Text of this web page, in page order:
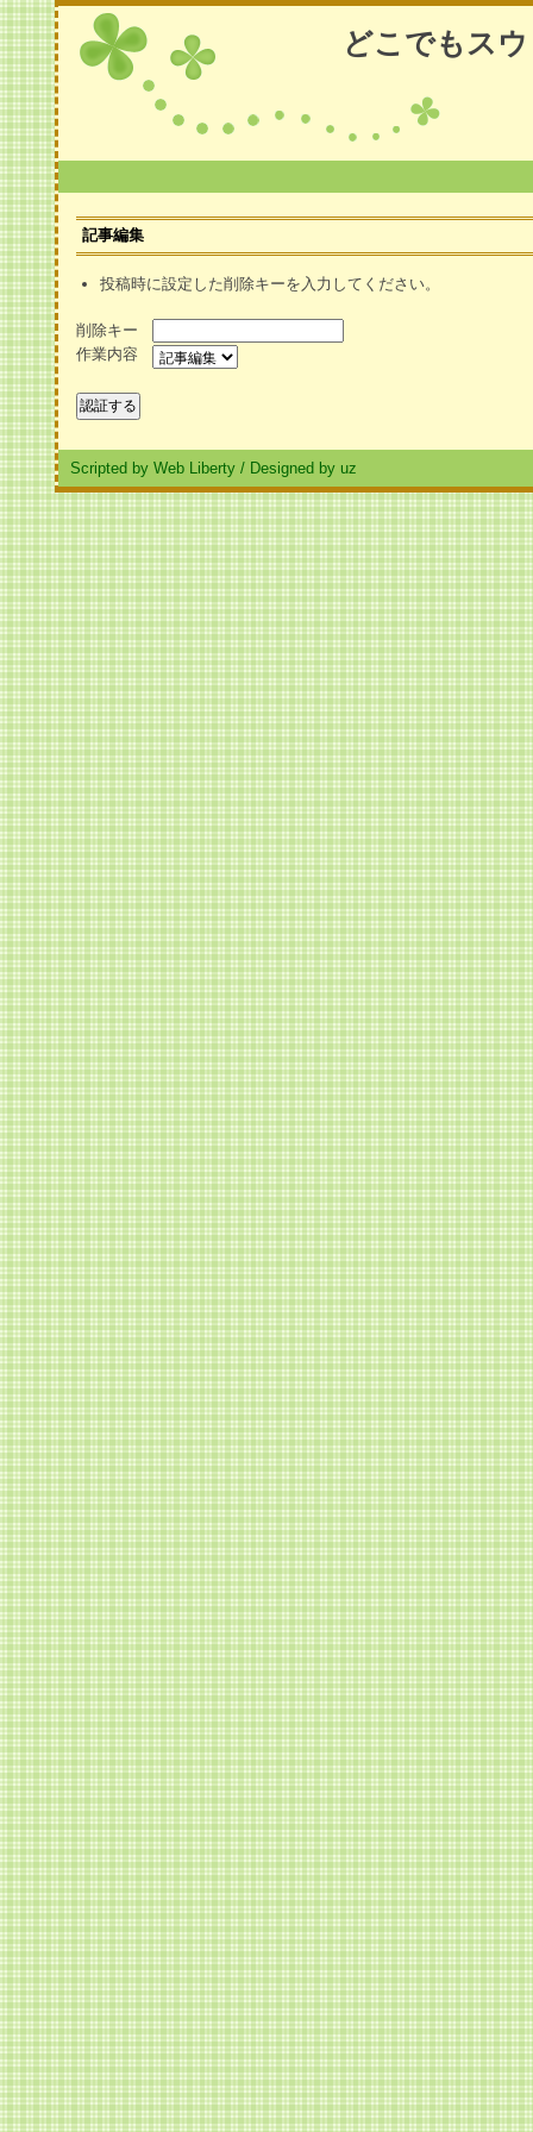
どこでもス
記事編集
投稿時に設定した削除キーを入力してください。
削除キー
作業内容
Scripted by Web Liberty / Designed by uz